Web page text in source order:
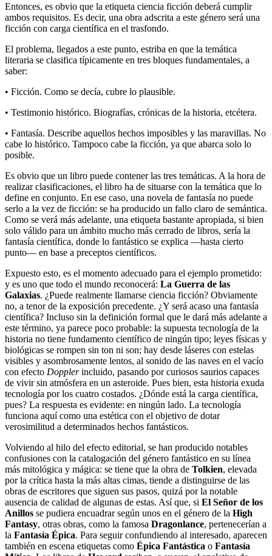
Entonces, es obvio que la etiqueta ciencia ficción deberá cumplir
ambos requisitos. Es decir, una obra adscrita a este género será una
ficción con carga científica en el trasfondo.
El problema, llegados a este punto, estriba en que la temática
literaria se clasifica típicamente en tres bloques fundamentales, a
saber:
• Ficción. Como se decía, cubre lo plausible.
• Testimonio histórico. Biografías, crónicas de la historia, etcétera.
• Fantasía. Describe aquellos hechos imposibles y las maravillas. No
cabe lo histórico. Tampoco cabe la ficción, ya que abarca solo lo
posible.
Es obvio que un libro puede contener las tres temáticas. A la hora de
realizar clasificaciones, el libro ha de situarse con la temática que lo
define en conjunto. En ese caso, una novela de fantasía no puede
serlo a la vez de ficción: se ha producido un fallo claro de semántica.
Como se verá más adelante, una etiqueta bastante apropiada, si bien
solo válido para un ámbito mucho más cerrado de libros, sería la
fantasía científica, donde lo fantástico se explica —hasta cierto
punto— en base a preceptos científicos.
Expuesto esto, es el momento adecuado para el ejemplo prometido:
y es uno que todo el mundo reconocerá: La Guerra de las
Galaxias. ¿Puede realmente llamarse ciencia ficción? Obviamente
no, a tenor de la exposición precedente. ¿Y será acaso una fantasía
científica? Incluso sin la definición formal que le dará más adelante a
este término, ya parece poco probable: la supuesta tecnología de la
historia no tiene fundamento científico de ningún tipo; leyes físicas y
biológicas se rompen sin ton ni son; hay desde láseres con estelas
visibles y asombrosamente lentos, al sonido de las naves en el vacío
con efecto Dopplerincluido, pasando por curiosos saurios capaces
de vivir sin atmósfera en un asteroide. Pues bien, esta historia exuda
tecnología por los cuatro costados. ¿Dónde está la carga científica,
pues? La respuesta es evidente: en ningún lado. La tecnología
funciona aquí como una estética con el objetivo de dotar
verosimilitud a determinados hechos fantásticos.
Volviendo al hilo del efecto editorial, se han producido notables
confusiones con la catalogación del género fantástico en su línea
más mitológica y mágica: se tiene que la obra de Tolkien, elevada
por la crítica hasta la más altas cimas, tiende a distinguirse de las
obras de escritores que siguen sus pasos, quizá por la notable
ausencia de calidad de algunas de estas. Así que, si El Señor de los
Anillos se pudiera encuadrar según unos en el género de la High
Fantasy, otras obras, como la famosa Dragonlance, pertenecerían a
la Fantasía Épica. Para seguir confundiendo al interesado, aparecen
también en escena etiquetas como Épica Fantástica o Fantasía